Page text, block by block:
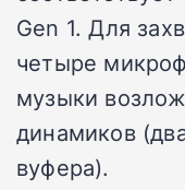
Gen 1. Для
четыре
музыки
динамиков
вуфера).